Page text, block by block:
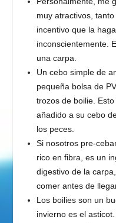
muy atractivos,
incentivo que la
inconscientemente.
una carpa.
Un cebo simple de
pequeña bolsa de
trozos de boilie.
añadido a su cebo
los peces.
Si nosotros pre-
rico en fibra, es un
digestivo de la
comer antes de
Los boilies son un
invierno es el